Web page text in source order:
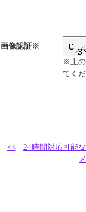
画像認証※
※上の
てく
<<
24時間対応可能